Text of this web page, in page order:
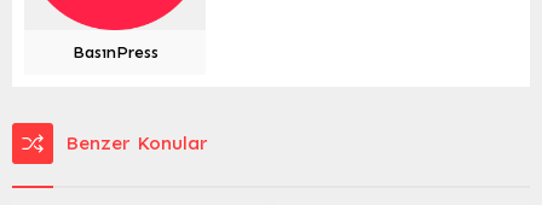
BasınPress
Benzer Konular